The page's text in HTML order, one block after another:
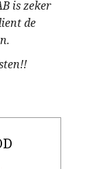
is zeker
de